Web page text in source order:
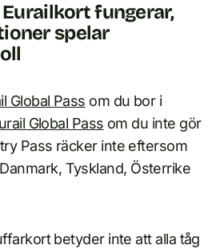
fungerar,
spelar
Global Pass om du bor i
Global Pass om du inte gör
Pass räcker inte eftersom
Tyskland, Österrike
betyder inte att alla tåg